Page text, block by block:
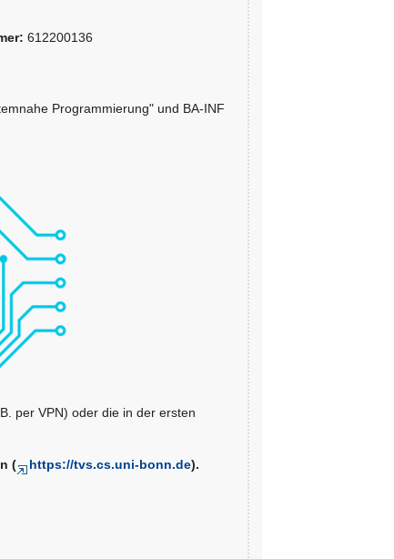
612200136
Programmierung" und BA-INF
per VPN) oder die in der ersten
( https://tvs.cs.uni-bonn.de).